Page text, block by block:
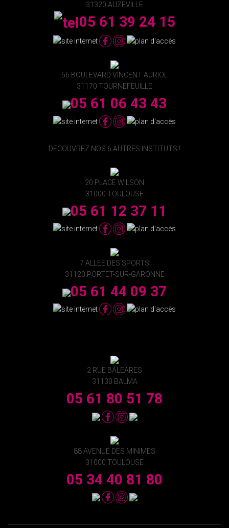
31320 AUZEVILLE
05 61 39 24 15
56 BOULEVARD VINCENT AURIOL
31170 TOURNEFEUILLE
05 61 06 43 43
DECOUVREZ NOS 6 AUTRES INSTITUTS !
20 PLACE WILSON
31000 TOULOUSE
05 61 12 37 11
7 ALLEE DES SPORTS
31120 PORTET-SUR-GARONNE
05 61 44 09 37
2 RUE BALEARES
31130 BALMA
05 61 80 51 78
88 AVENUE DES MINIMES
31000 TOULOUSE
05 34 40 81 80